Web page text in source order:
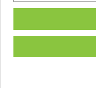
Registrati
P.IVA IT05134750875 |